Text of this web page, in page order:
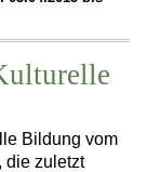
Bildung vom
die zuletzt